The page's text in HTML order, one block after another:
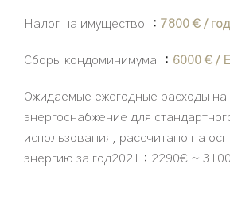
Налог на имущество 7800 € / год
Сборы кондоминимума 6000 € /
Ожидаемые ежегодные расходы на
энергоснабжение для
использования, рассчитано на
энергию за год2021 : 2290€ ~